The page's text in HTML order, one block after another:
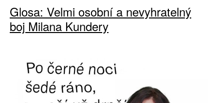
Glosa: Velmi osobní a nevyhratelný
boj Milana Kundery